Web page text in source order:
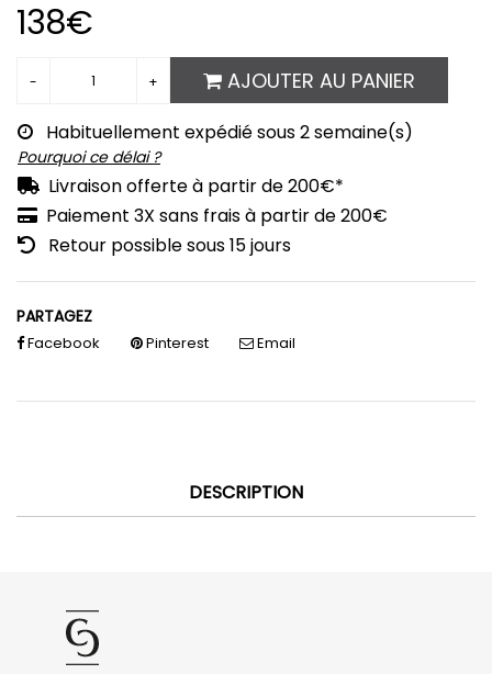
138€
AJOUTER AU PANIER
Habituellement expédié sous 2 semaine(s)
Pourquoi ce délai ?
Livraison offerte à partir de 200€*
Paiement 3X sans frais à partir de 200€
Retour possible sous 15 jours
PARTAGEZ
Facebook Pinterest Email
DESCRIPTION